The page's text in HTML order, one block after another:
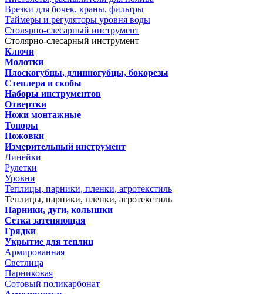
Врезки для бочек, краны, фильтры
Таймеры и регуляторы уровня воды
Столярно-слесарный инструмент
Столярно-слесарный инструмент
Ключи
Молотки
Плоскогубцы, длинногубцы, бокорезы
Степлера и скобы
Наборы инструментов
Отвертки
Ножи монтажные
Топоры
Ножовки
Измерительный инструмент
Линейки
Рулетки
Уровни
Теплицы, парники, пленки, агротекстиль
Теплицы, парники, пленки, агротекстиль
Парники, дуги, колышки
Сетка затеняющая
Грядки
Укрытие для теплиц
Армированная
Светлица
Парниковая
Сотовый поликарбонат